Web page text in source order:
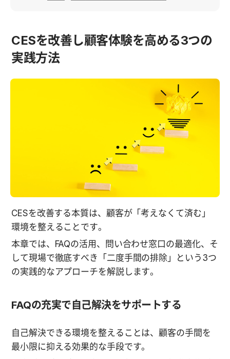
CESを改善し顧客体験を高める3つの
実践方法
CESを改善する本質は、顧客が「考えなくて済む」
環境を整えることです。
本章では、FAQの活用、問い合わせ窓口の最適化、そ
して現場で徹底すべき「二度手間の排除」という3つ
の実践的なアプローチを解説します。
FAQの充実で自己解決をサポートする
自己解決できる環境を整えることは、顧客の手間を
最小限に抑える効果的な手段です。